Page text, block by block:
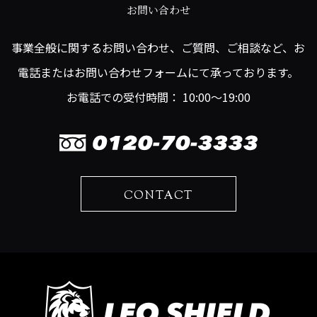
お問い合わせ
事業全般に関するお問い合わせ、ご質問、ご相談など、お
電話またはお問い合わせフォームにて承っております。
お電話での受付時間： 10:00～19:00
CONTACT